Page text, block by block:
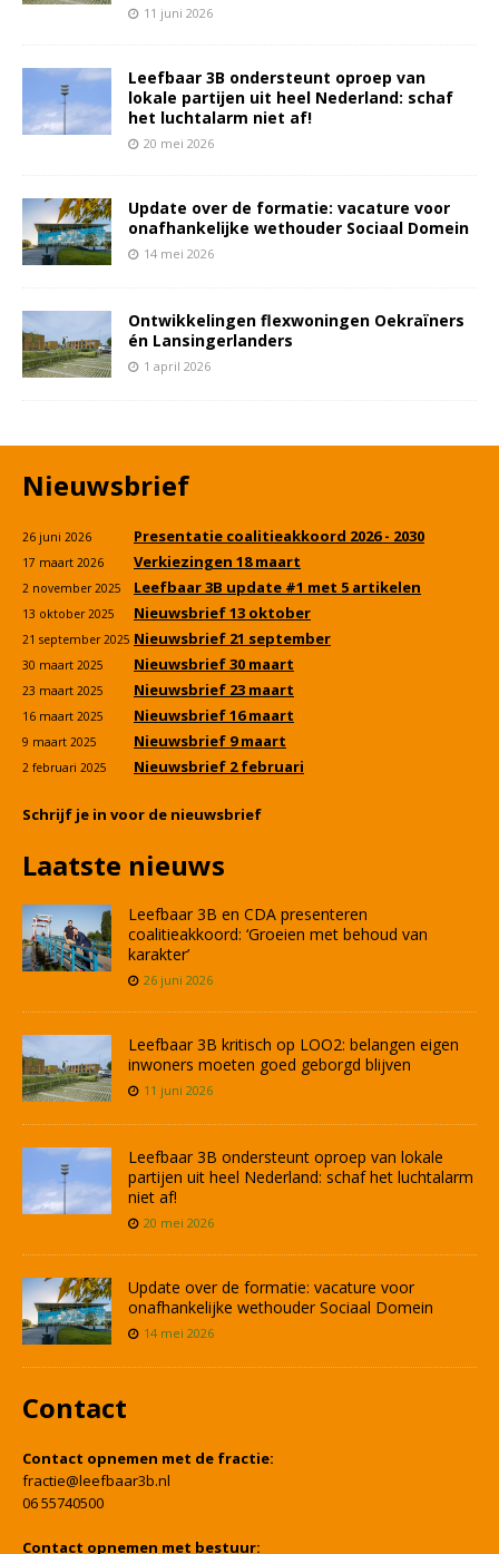
11 juni 2026
Leefbaar 3B ondersteunt oproep van
lokale partijen uit heel Nederland: schaf
het luchtalarm niet af!
20 mei 2026
Update over de formatie: vacature voor
onafhankelijke wethouder Sociaal Domein
14 mei 2026
Ontwikkelingen flexwoningen Oekraïners
én Lansingerlanders
1 april 2026
Nieuwsbrief
26 juni 2026 Presentatie coalitieakkoord 2026 - 2030
17 maart 2026 Verkiezingen 18 maart
2 november 2025 Leefbaar 3B update #1 met 5 artikelen
13 oktober 2025 Nieuwsbrief 13 oktober
21 september 2025 Nieuwsbrief 21 september
30 maart 2025 Nieuwsbrief 30 maart
23 maart 2025 Nieuwsbrief 23 maart
16 maart 2025 Nieuwsbrief 16 maart
9 maart 2025 Nieuwsbrief 9 maart
2 februari 2025 Nieuwsbrief 2 februari
Schrijf je in voor de nieuwsbrief
Laatste nieuws
Leefbaar 3B en CDA presenteren
coalitieakkoord: ‘Groeien met behoud van
karakter’
26 juni 2026
Leefbaar 3B kritisch op LOO2: belangen eigen
inwoners moeten goed geborgd blijven
11 juni 2026
Leefbaar 3B ondersteunt oproep van lokale
partijen uit heel Nederland: schaf het luchtalarm
niet af!
20 mei 2026
Update over de formatie: vacature voor
onafhankelijke wethouder Sociaal Domein
14 mei 2026
Contact
Contact opnemen met de fractie:
fractie@leefbaar3b.nl
06 55740500
Contact opnemen met bestuur: